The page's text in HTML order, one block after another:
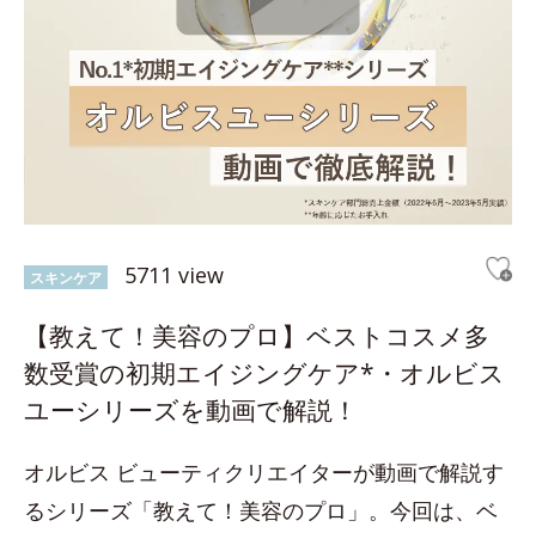
スキンケア 5711 view
【教えて！美容のプロ】ベストコスメ多
数受賞の初期エイジングケア*・オルビス
ユーシリーズを動画で解説！
オルビス ビューティクリエイターが動画で解説す
るシリーズ「教えて！美容のプロ」。今回は、ベ